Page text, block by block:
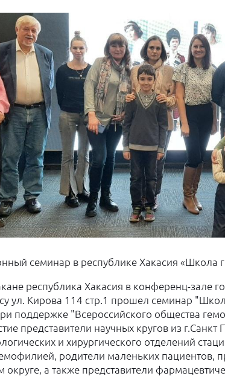
семинар в республике Хакасия «Школа
республика Хакасия в конференц-зале
ул. Кирова 114 стр.1 прошел семинар
поддержке "Всероссийского общества
представители научных кругов из г.Санкт
и хирургического отделений
родители маленьких пациентов,
округе, а также представители